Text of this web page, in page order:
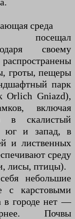
среда
посещал
своему
гроты, пещеры
парк
Orlich Gniazd),
включая
в скалистый
юг и запад, в
и лиственных
среду
лисы, птицы).
небольшие
с карстовыми
в городе нет —
Почвы